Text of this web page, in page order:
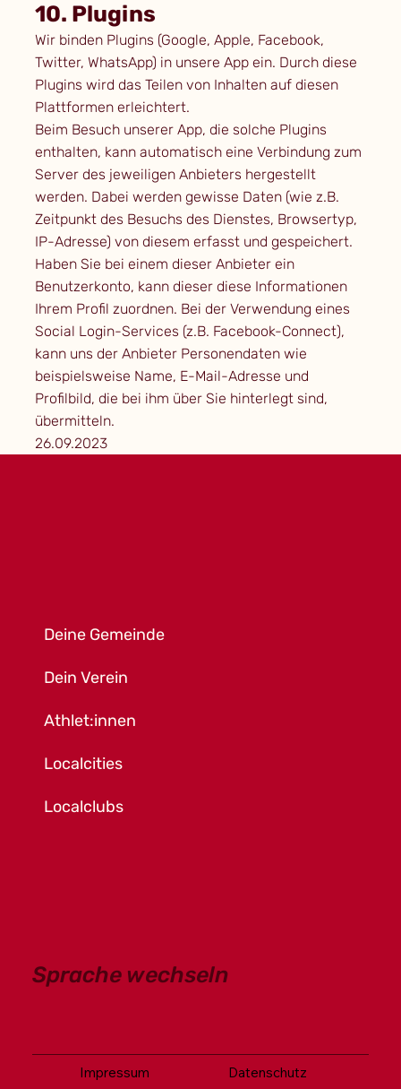
10. Plugins
Wir binden Plugins (Google, Apple, Facebook,
Twitter, WhatsApp) in unsere App ein. Durch diese
Plugins wird das Teilen von Inhalten auf diesen
Plattformen erleichtert.
Beim Besuch unserer App, die solche Plugins
enthalten, kann automatisch eine Verbindung zum
Server des jeweiligen Anbieters hergestellt
werden. Dabei werden gewisse Daten (wie z.B.
Zeitpunkt des Besuchs des Dienstes, Browsertyp,
IP-Adresse) von diesem erfasst und gespeichert.
Haben Sie bei einem dieser Anbieter ein
Benutzerkonto, kann dieser diese Informationen
Ihrem Profil zuordnen. Bei der Verwendung eines
Social Login-Services (z.B. Facebook-Connect),
kann uns der Anbieter Personendaten wie
beispielsweise Name, E-Mail-Adresse und
Profilbild, die bei ihm über Sie hinterlegt sind,
übermitteln.
26.09.2023
Deine Gemeinde
Dein Verein
Athlet:innen
Localcities
Localclubs
Sprache wechseln
Impressum Datenschutz